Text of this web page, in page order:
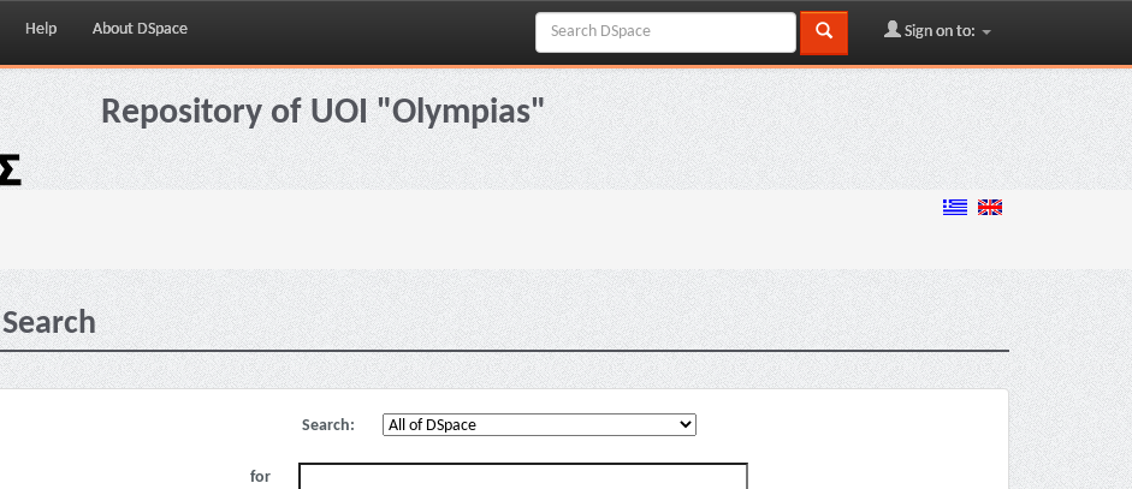
Help About DSpace Sign on to:
Repository of UOI "Olympias"
Search
Search:
for